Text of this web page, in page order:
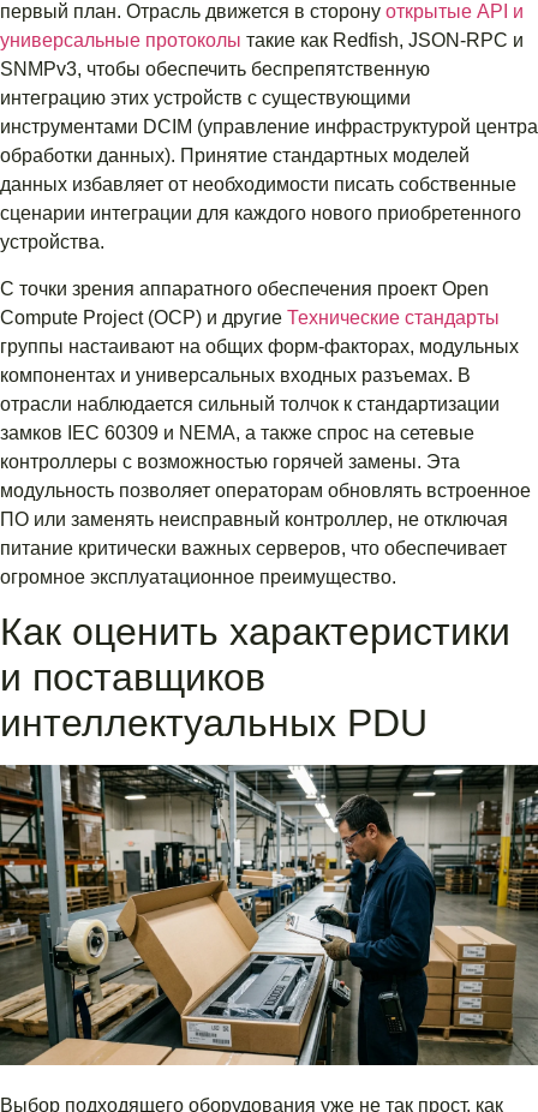
первый план. Отрасль движется в сторону открытые API и
универсальные протоколы такие как Redfish, JSON-RPC и
SNMPv3, чтобы обеспечить беспрепятственную
интеграцию этих устройств с существующими
инструментами DCIM (управление инфраструктурой центра
обработки данных). Принятие стандартных моделей
данных избавляет от необходимости писать собственные
сценарии интеграции для каждого нового приобретенного
устройства.
С точки зрения аппаратного обеспечения проект Open
Compute Project (OCP) и другие Технические стандарты
группы настаивают на общих форм-факторах, модульных
компонентах и ​​универсальных входных разъемах. В
отрасли наблюдается сильный толчок к стандартизации
замков IEC 60309 и NEMA, а также спрос на сетевые
контроллеры с возможностью горячей замены. Эта
модульность позволяет операторам обновлять встроенное
ПО или заменять неисправный контроллер, не отключая
питание критически важных серверов, что обеспечивает
огромное эксплуатационное преимущество.
Как оценить характеристики
и поставщиков
интеллектуальных PDU
Выбор подходящего оборудования уже не так прост, как